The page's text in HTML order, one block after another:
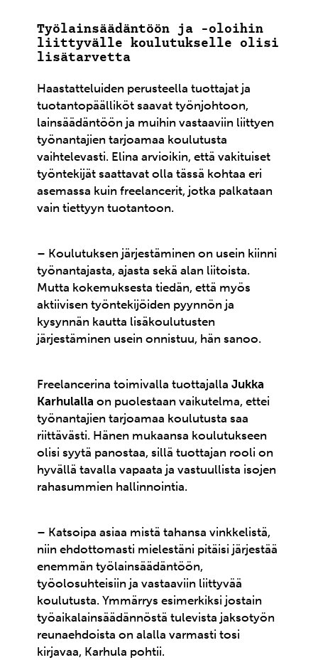
Työlainsäädäntöön ja -oloihin
liittyvälle koulutukselle olisi
lisätarvetta
Haastatteluiden perusteella tuottajat ja
tuotantopäälliköt saavat työnjohtoon,
lainsäädäntöön ja muihin vastaaviin liittyen
työnantajien tarjoamaa koulutusta
vaihtelevasti. Elina arvioikin, että vakituiset
työntekijät saattavat olla tässä kohtaa eri
asemassa kuin freelancerit, jotka palkataan
vain tiettyyn tuotantoon.
– Koulutuksen järjestäminen on usein kiinni
työnantajasta, ajasta sekä alan liitoista.
Mutta kokemuksesta tiedän, että myös
aktiivisen työntekijöiden pyynnön ja
kysynnän kautta lisäkoulutusten
järjestäminen usein onnistuu, hän sanoo.
Freelancerina toimivalla tuottajallaJukka
Karhulalla on puolestaan vaikutelma, ettei
työnantajien tarjoamaa koulutusta saa
riittävästi. Hänen mukaansa koulutukseen
olisi syytä panostaa, sillä tuottajan rooli on
hyvällä tavalla vapaata ja vastuullista isojen
rahasummien hallinnointia.
– Katsoipa asiaa mistä tahansa vinkkelistä,
niin ehdottomasti mielestäni pitäisi järjestää
enemmän työlainsäädäntöön,
työolosuhteisiin ja vastaaviin liittyvää
koulutusta. Ymmärrys esimerkiksi jostain
työaikalainsäädännöstä tulevista jaksotyön
reunaehdoista on alalla varmasti tosi
kirjavaa, Karhula pohtii.